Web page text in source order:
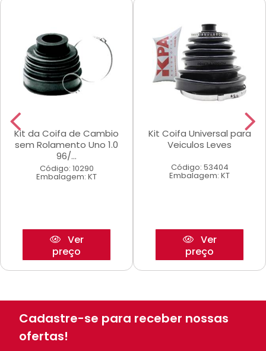
Kit da Coifa de Cambio
sem Rolamento Uno 1.0
96/...
Código: 10290
Embalagem: KT
Ver
preço
Kit Coifa Universal para
Veiculos Leves
Código: 53404
Embalagem: KT
Ver
preço
Cadastre-se para receber nossas
ofertas!